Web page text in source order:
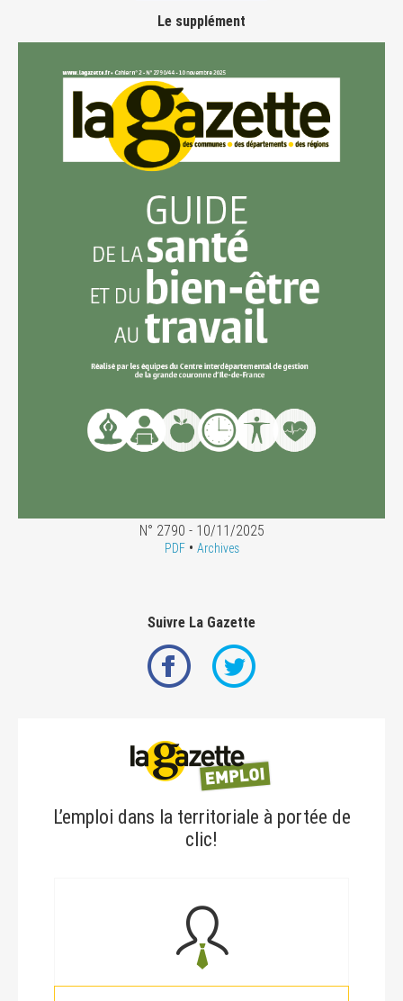
Le supplément
N° 2790 - 10/11/2025
PDF• Archives
Suivre La Gazette
L’emploi dans la territoriale à portée de
clic!